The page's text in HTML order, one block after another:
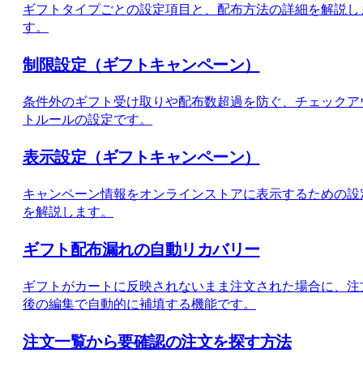
ギフトタイプごとの設定項目と、配布方法の詳細を解説し
す。
制限設定（ギフトキャンペーン）
条件外のギフト受け取りや配布数超過を防ぐ、チェックア
トルールの設定です。
表示設定（ギフトキャンペーン）
キャンペーン情報をオンラインストアに表示するための設
を解説します。
ギフト配布漏れの自動リカバリー
ギフトがカートに反映されないまま注文された場合に、注
後の編集で自動的に補填する機能です。
注文一覧から要確認の注文を探す方法